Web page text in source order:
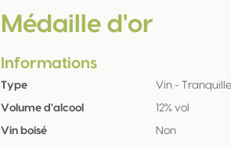
Médaille d'or
Informations
Type Vin - Tranquille
Volume d'alcool 12% vol
Vin boisé Non